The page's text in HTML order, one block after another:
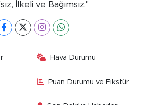
İlkeli ve Bağımsız."
Hava Durumu
Puan Durumu ve Fikstür